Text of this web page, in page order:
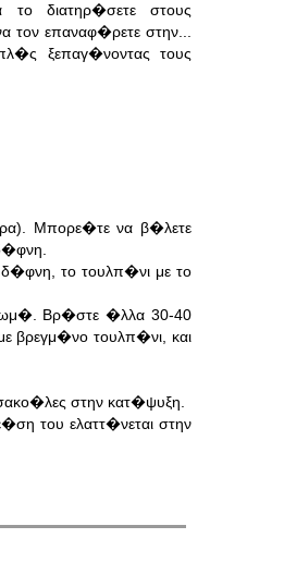
διατηρ�σετε στους
τον επαναφ�ρετε στην...
ξεπαγ�νοντας τους
Μπορε�τε να β�λετε
το τουλπ�νι με το
Βρ�στε �λλα 30-40
τουλπ�νι, και
στην κατ�ψυξη.
του ελαττ�νεται στην